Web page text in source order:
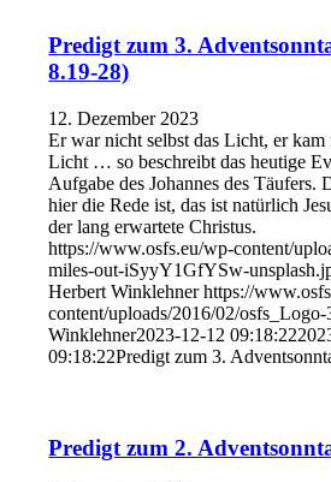
Predigt zum 3.
8.19-28)
12. Dezember 2023
Er war nicht selbst das Licht, er kam
Licht … so beschreibt das heutige
Aufgabe des Johannes des Täufers.
hier die Rede ist, das ist natürlich
der lang erwartete Christus.
https://www.osfs.eu/wp-content/
miles-out-iSyyY1GfYSw-
Herbert Winklehner https://
content/uploads/2016/02/
Winklehner2023-12-12 09:18:22
09:18:22Predigt zum 3.
Predigt zum 2.